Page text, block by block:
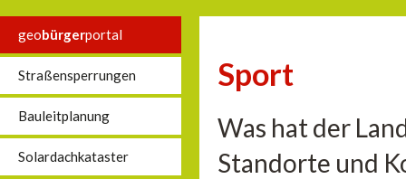
geobürgerportal
Straßensperrungen
Bauleitplanung
Solardachkataster
Sport
Was hat der
Standorte und